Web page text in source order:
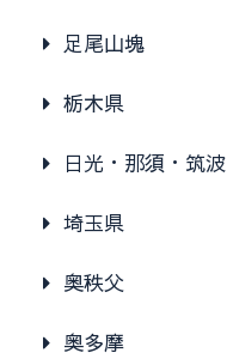
足尾山塊
栃木県
日光・那須・筑波
埼玉県
奥秩父
奥多摩